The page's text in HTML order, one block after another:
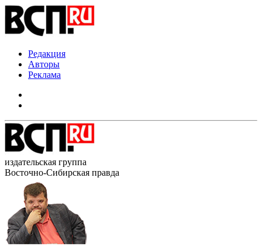
Редакция
Авторы
Реклама
издательская группа
Восточно-Сибирская правда